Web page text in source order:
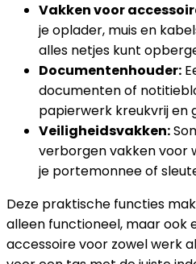
Vakken voor
je oplader, muis en
alles netjes kunt
Documentenhouder:
documenten of
papierwerk kreukvrij en
Veiligheidsvakken:
verborgen vakken voor
je portemonnee of
Deze praktische functies
alleen functioneel, maar ook
accessoire voor zowel werk